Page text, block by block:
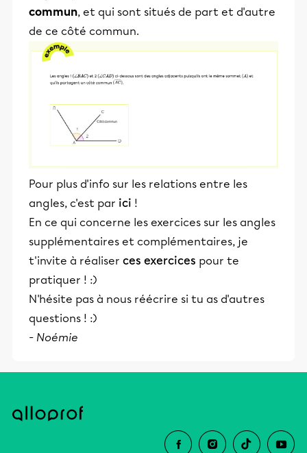
commun, et qui sont situés de part et d'autre
de ce côté commun.
Pour plus d'info sur les relations entre les
angles, c'est par ici !
En ce qui concerne les exercices sur les angles
supplémentaires et complémentaires, je
t'invite à réaliser ces exercices pour te
pratiquer ! :)
N'hésite pas à nous réécrire si tu as d'autres
questions ! :)
- Noémie